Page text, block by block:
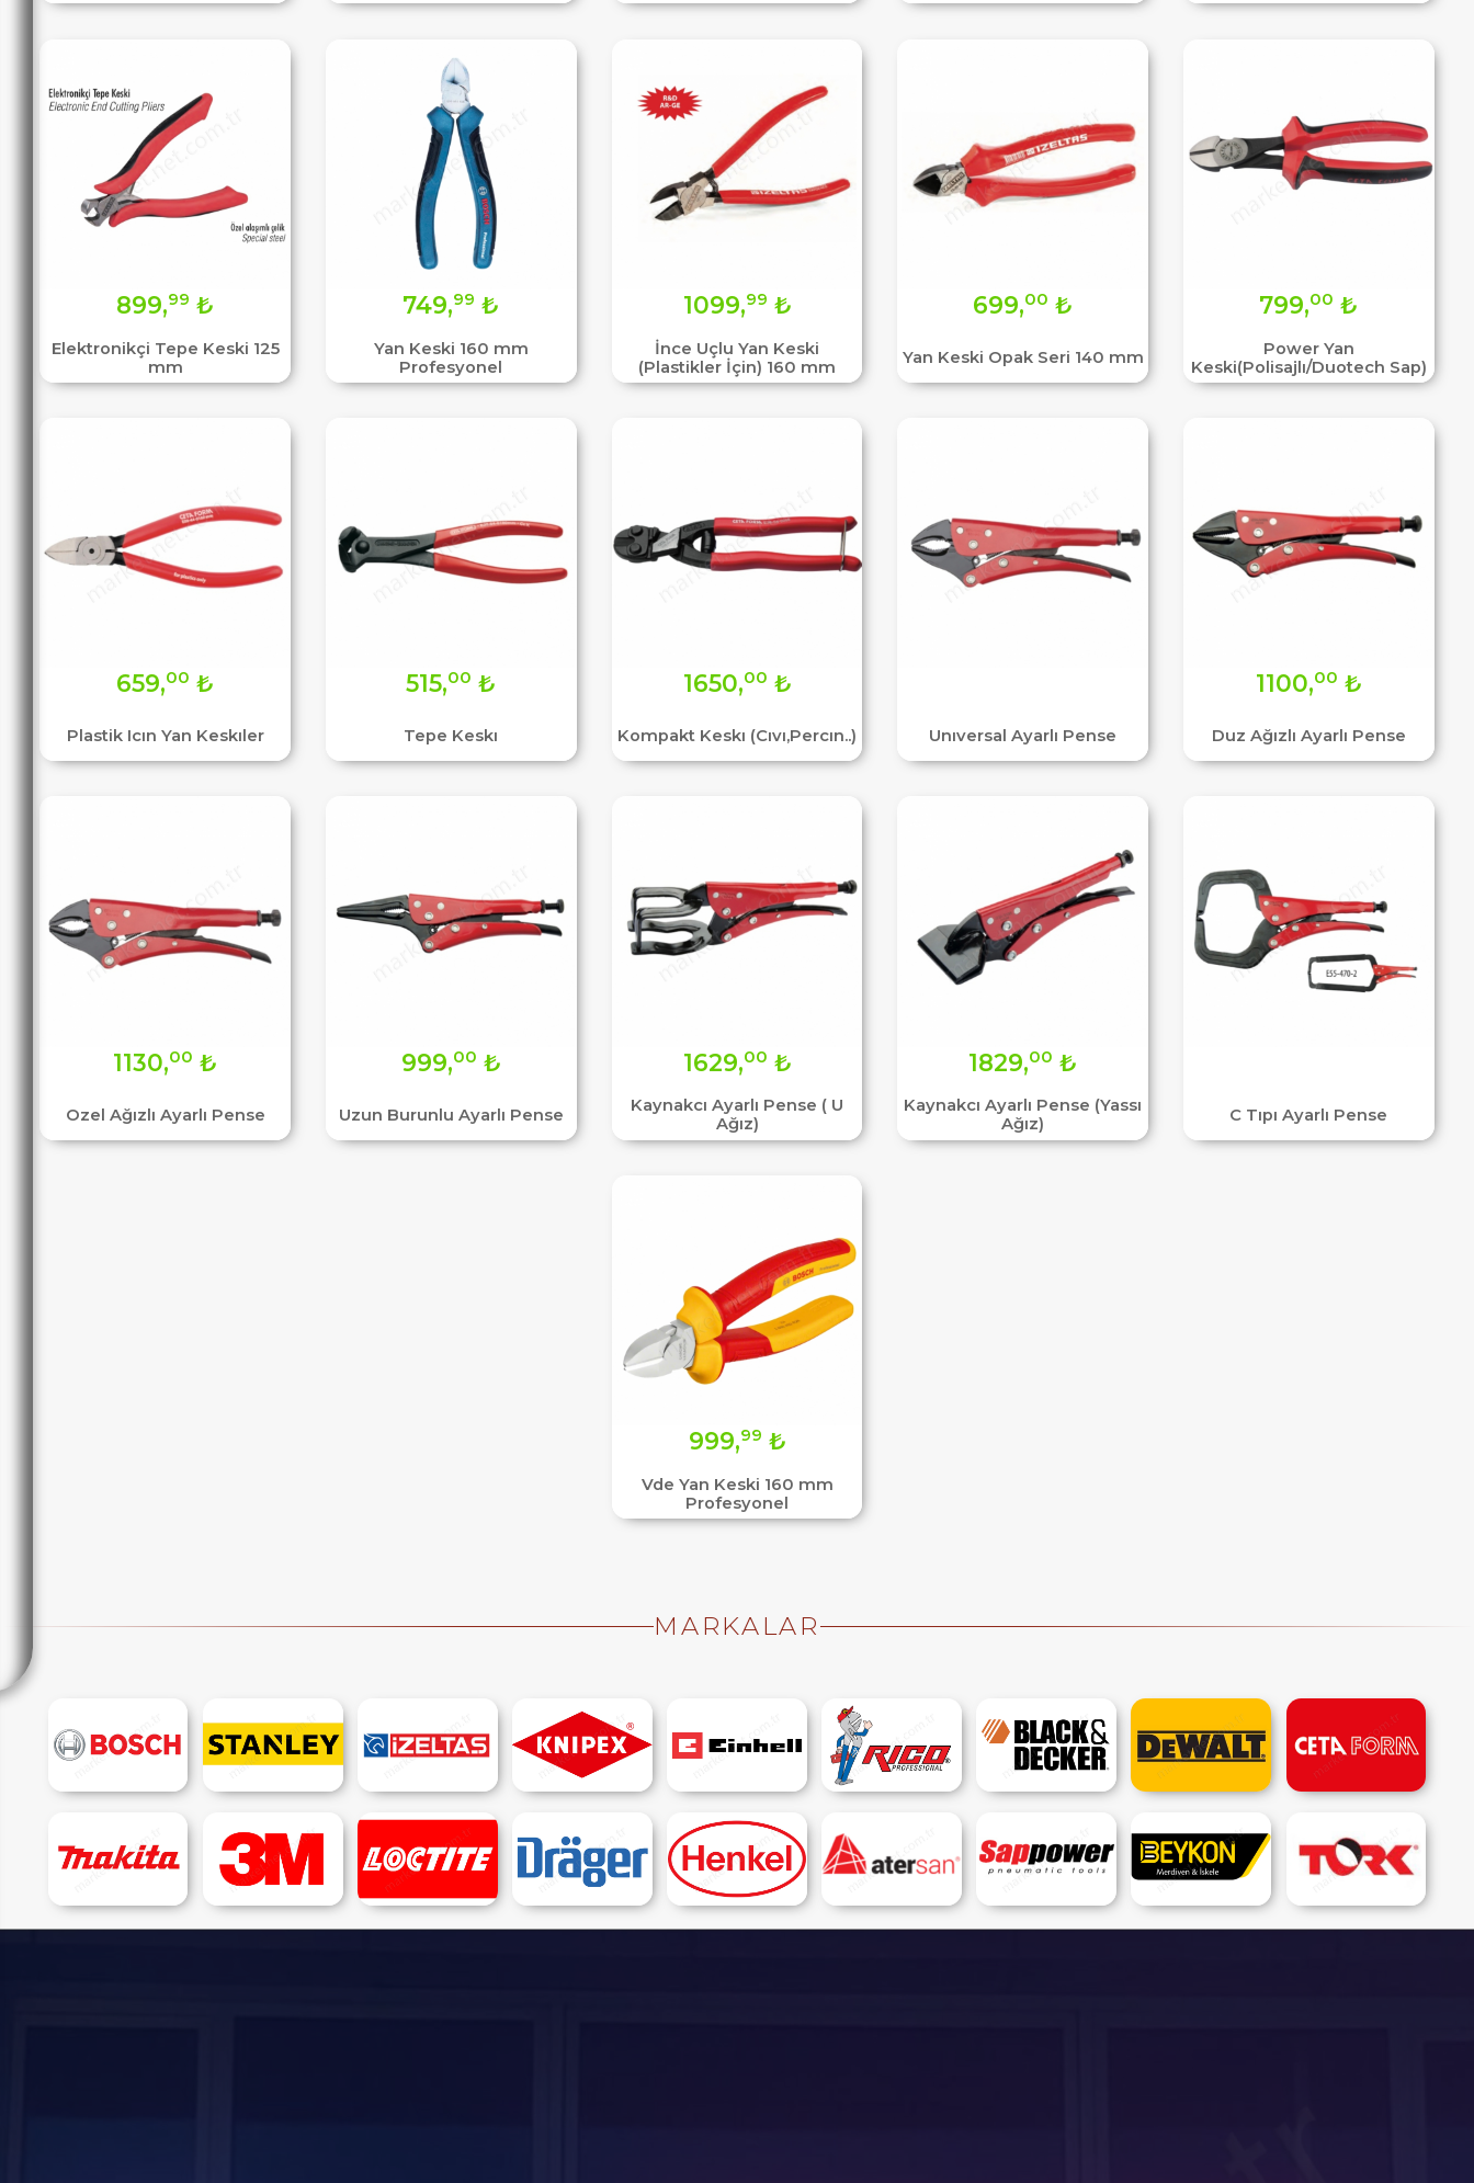
Elektronikçi Tepe Keski 125
mm
899,99 ₺
Yan Keski 160 mm
Profesyonel
749,99 ₺
İnce Uçlu Yan Keski
(Plastikler İçin) 160 mm
1099,99 ₺
Yan Keski Opak Seri 140 mm
699,00 ₺
Power Yan
Keski(Polisajlı/Duotech Sap)
799,00 ₺
Plastik Icın Yan Keskıler
659,00 ₺
Tepe Keskı
515,00 ₺
Kompakt Keskı (Cıvı,Percın..)
1650,00 ₺
Unıversal Ayarlı Pense Duz Ağızlı Ayarlı Pense
1100,00 ₺
Ozel Ağızlı Ayarlı Pense
1130,00 ₺
Uzun Burunlu Ayarlı Pense
999,00 ₺
Kaynakcı Ayarlı Pense ( U
Ağız)
1629,00 ₺
Kaynakcı Ayarlı Pense (Yassı
Ağız)
1829,00 ₺
C Tıpı Ayarlı Pense
Vde Yan Keski 160 mm
Profesyonel
999,99 ₺
MARKALAR